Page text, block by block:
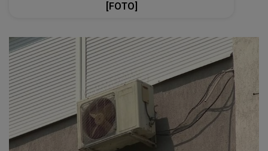
[FOTO]